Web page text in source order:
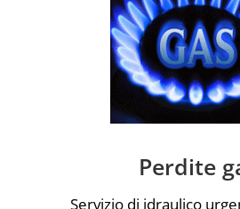
Perdite
Servizio di idraulico